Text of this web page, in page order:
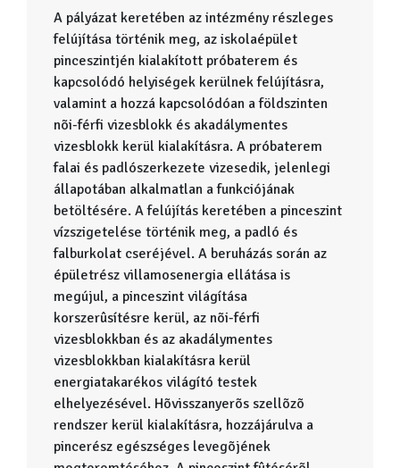
A pályázat keretében az intézmény részleges
felújítása történik meg, az iskolaépület
pinceszintjén kialakított próbaterem és
kapcsolódó helyiségek kerülnek felújításra,
valamint a hozzá kapcsolódóan a földszinten
nõi-férfi vizesblokk és akadálymentes
vizesblokk kerül kialakításra. A próbaterem
falai és padlószerkezete vizesedik, jelenlegi
állapotában alkalmatlan a funkciójának
betöltésére. A felújítás keretében a pinceszint
vízszigetelése történik meg, a padló és
falburkolat cseréjével. A beruházás során az
épületrész villamosenergia ellátása is
megújul, a pinceszint világítása
korszerûsítésre kerül, az nõi-férfi
vizesblokkban és az akadálymentes
vizesblokkban kialakításra kerül
energiatakarékos világító testek
elhelyezésével. Hõvisszanyerõs szellõzõ
rendszer kerül kialakításra, hozzájárulva a
pincerész egészséges levegõjének